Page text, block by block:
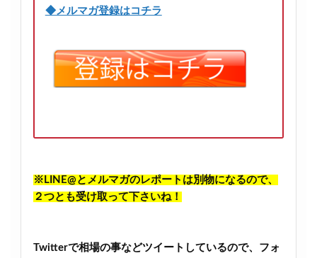
◆メルマガ登録はコチラ
※LINE@とメルマガのレポートは別物になるので、
２つとも受け取って下さいね！
Twitterで相場の事などツイートしているので、フォ